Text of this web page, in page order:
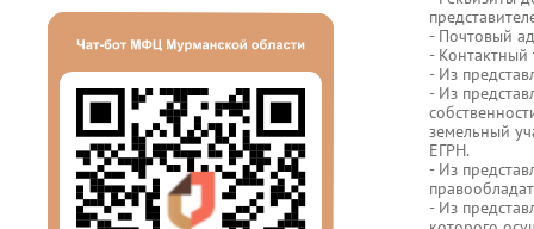
- Почтовый
- Контактный
- Из
- Из
земельный
ЕГРН.
- Из
- Из